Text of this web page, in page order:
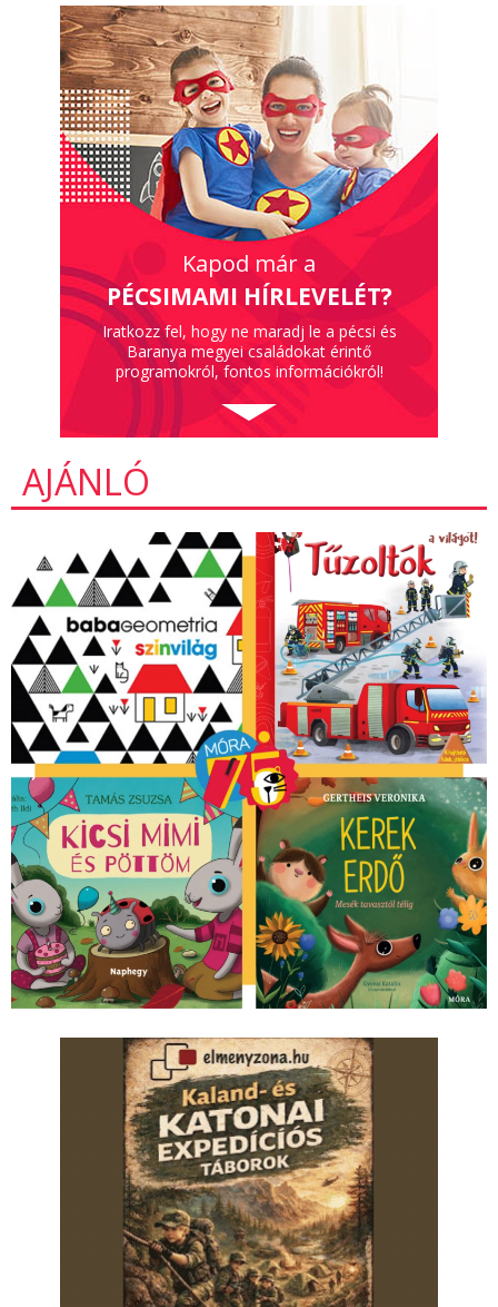
Kapod már a
PÉCSIMAMI HÍRLEVELÉT?
Iratkozz fel, hogy ne maradj le a pécsi és
Baranya megyei családokat érintő
programokról, fontos információkról!
AJÁNLÓ